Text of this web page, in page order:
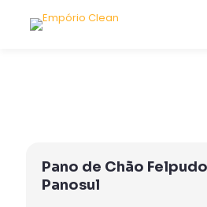
Pano de Chão
Panosul